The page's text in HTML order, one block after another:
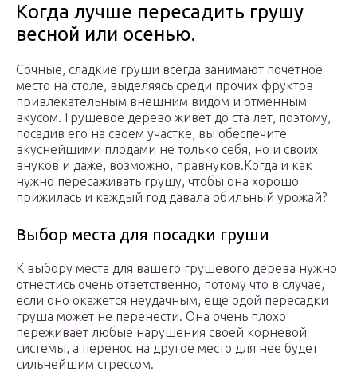
Когда лучше пересадить грушу
весной или осенью.
Сочные, сладкие груши всегда занимают почетное
место на столе, выделяясь среди прочих фруктов
привлекательным внешним видом и отменным
вкусом. Грушевое дерево живет до ста лет, поэтому,
посадив его на своем участке, вы обеспечите
вкуснейшими плодами не только себя, но и своих
внуков и даже, возможно, правнуков.Когда и как
нужно пересаживать грушу, чтобы она хорошо
прижилась и каждый год давала обильный урожай?
Выбор места для посадки груши
К выбору места для вашего грушевого дерева нужно
отнестись очень ответственно, потому что в случае,
если оно окажется неудачным, еще одой пересадки
груша может не перенести. Она очень плохо
переживает любые нарушения своей корневой
системы, а перенос на другое место для нее будет
сильнейшим стрессом.